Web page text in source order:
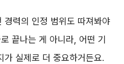
경력의 인정 범위도 따져봐야
끝나는 게 아니라, 어떤 기
가 실제로 더 중요하거든요.